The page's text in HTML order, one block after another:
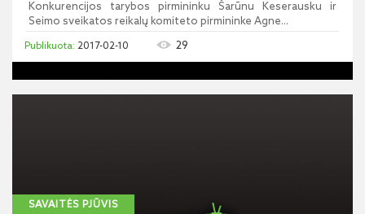
Konkurencijos tarybos pirmininku Šarūnu Keserausku ir
Seimo sveikatos reikalų komiteto pirmininke Agne...
2017-02-10 29
SAVAITĖS PJŪVIS